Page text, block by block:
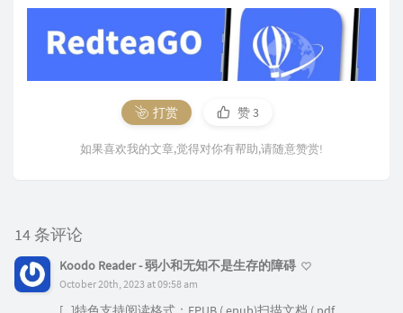
打赏 赞3
如果喜欢我的文章,觉得对你有帮助,请随意赞赏!
14 条评论
Koodo Reader - 弱小和无知不是生存的障碍
October 20th, 2023 at 09:58 am